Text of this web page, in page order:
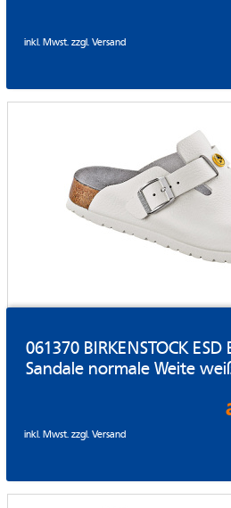
inkl. Mwst. zzgl.Versand
061370 BIRKENSTOCK ESD
Sandale normale Weite
inkl. Mwst. zzgl.Versand